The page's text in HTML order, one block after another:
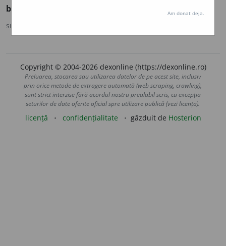
buburós, -oásă
sursa:
Copyright © 2004-2026 dexonline (https://dexonline.ro)
Preluarea, stocarea sau utilizarea datelor de pe acest site, inclusiv
prin orice metode de extragere automată (web scraping, crawling),
sunt strict interzise fără acordul nostru prealabil scris, cu excepția
seturilor de date oferite oficial spre utilizare publică (vezi licența).
licență confidențialitate găzduit de Hosterion
Am donat deja.